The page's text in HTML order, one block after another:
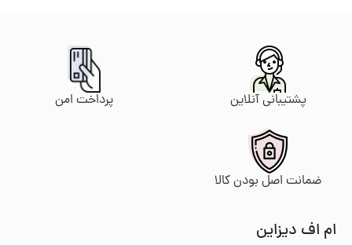
پشتیبانی آنلاین پرداخت امن
ضمانت اصل بودن کالا
ام اف دیزاین